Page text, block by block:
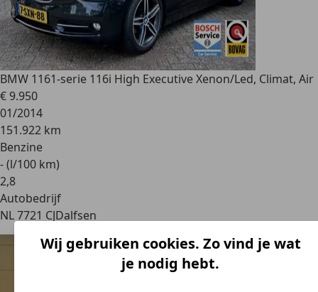
BMW 1161-serie 116i High Executive Xenon/Led, Climat, Air
€ 9.950
01/2014
151.922 km
Benzine
- (l/100 km)
2,8
Autobedrijf
NL 7721 CJDalfsen
Wij gebruiken cookies. Zo vind je wat
je nodig hebt.